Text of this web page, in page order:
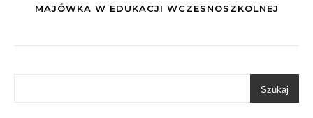
MAJÓWKA W EDUKACJI WCZESNOSZKOLNEJ
Szukaj